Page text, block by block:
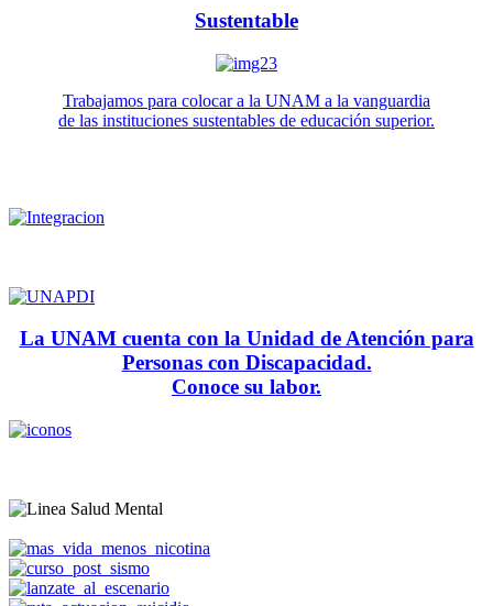
Sustentable
Trabajamos para colocar a la UNAM a la vanguardia
de las instituciones sustentables de educación superior.
La UNAM cuenta con la Unidad de Atención para
Personas con Discapacidad.
Conoce su labor.